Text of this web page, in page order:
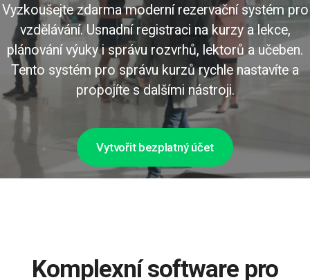
Vyzkoušejte zdarma moderní rezervační systém pro
vzdělávání. Usnadní registraci na kurzy a lekce,
plánování výuky i správu rozvrhů, lektorů a učeben.
Tento systém pro správu kurzů rychle nastavíte a
propojíte s dalšími nástroji.
Vytvořit bezplatný účet
Komplexní software pro